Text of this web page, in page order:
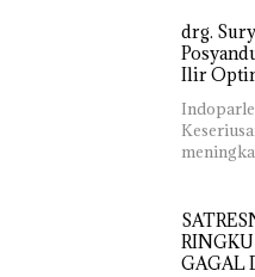
drg.
Ilir
GAGAL